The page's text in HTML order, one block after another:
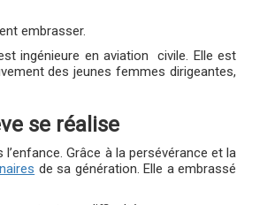
embrasser.
ingénieure en aviation civile. Elle est
des jeunes femmes dirigeantes,
se réalise
Grâce à la persévérance et la
de sa génération. Elle a embrassé